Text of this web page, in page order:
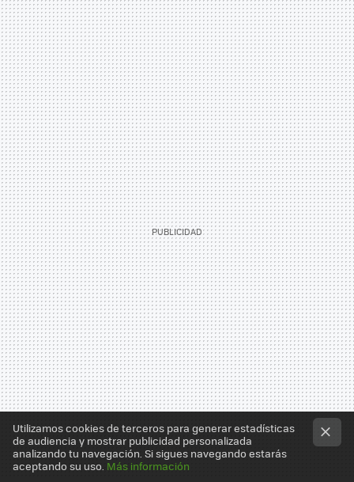
Utilizamos cookies de terceros para generar estadísticas
de audiencia y mostrar publicidad personalizada
analizando tu navegación. Si sigues navegando estarás
aceptando su uso. Más información